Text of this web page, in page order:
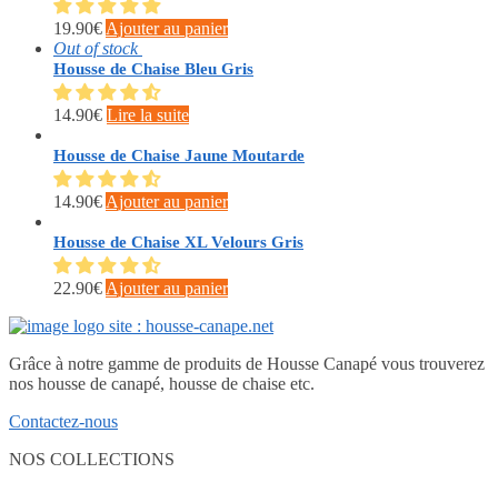
19.90€Ajouter au panier
Out of stock
Housse de Chaise Bleu Gris
14.90€ Lire la suite
Housse de Chaise Jaune Moutarde
14.90€Ajouter au panier
Housse de Chaise XL Velours Gris
22.90€Ajouter au panier
Grâce à notre gamme de produits de Housse Canapé vous trouverez
nos housse de canapé, housse de chaise etc.
Contactez-nous
NOS COLLECTIONS